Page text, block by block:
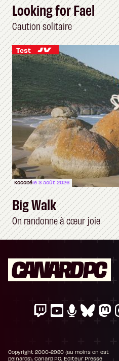
Looking for Fael
Caution solitaire
Test
Kocobéle 3 août 2026
Big Walk
On randonne à cœur joie
Copyright 2000-2980 (au moins on est
peinards), Canard PC. Editeur Presse